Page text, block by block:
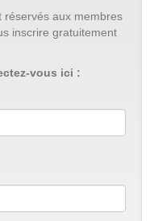
réservés aux membres
inscrire gratuitement
vous ici :